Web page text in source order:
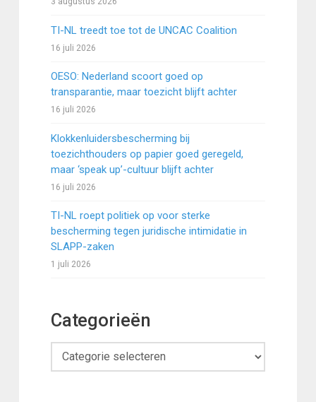
TI-NL treedt toe tot de UNCAC Coalition
16 juli 2026
OESO: Nederland scoort goed op
transparantie, maar toezicht blijft achter
16 juli 2026
Klokkenluidersbescherming bij
toezichthouders op papier goed geregeld,
maar ‘speak up’-cultuur blijft achter
16 juli 2026
TI-NL roept politiek op voor sterke
bescherming tegen juridische intimidatie in
SLAPP-zaken
1 juli 2026
Categorieën
Categorieën